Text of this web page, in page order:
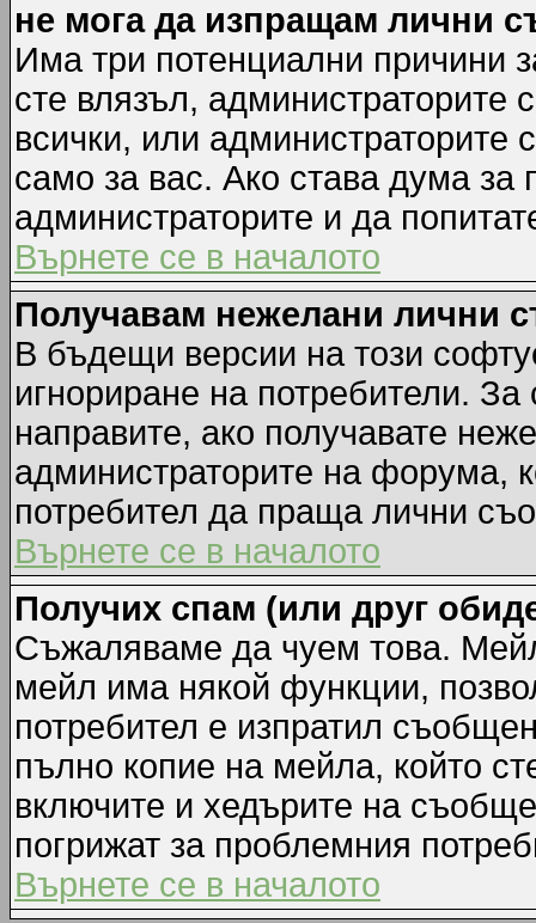
не мога да изпращам лични
Има три потенциални причини
сте влязъл, администраторите
всички, или
само за вас. Ако става дума за
администраторите и да
Върнете се в началото
Получавам нежелани лични
В бъдещи версии на този
игнориране на потребители.
направите, ако получавате
администраторите на форума,
потребител да праща лични
Върнете се в началото
Получих спам (или друг
Съжаляваме да чуем това.
мейл има някой функции,
потребител е изпратил
пълно копие на мейла, който
включите и хедърите на
погрижат за проблемния
Върнете се в началото